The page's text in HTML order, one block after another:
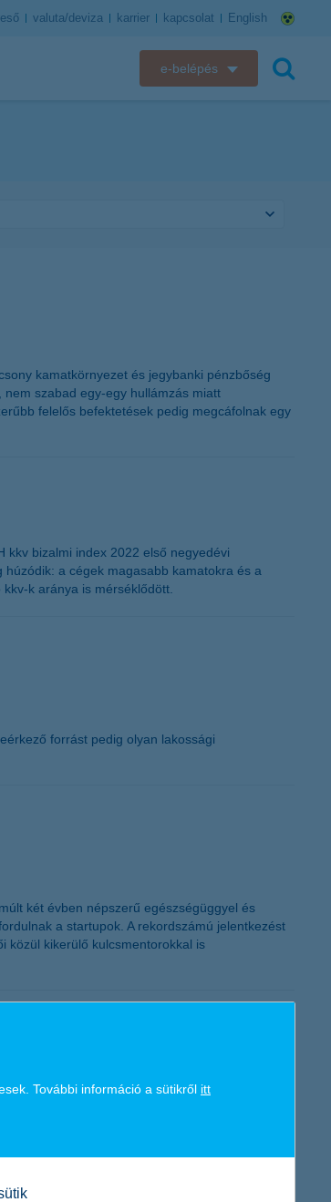
valuta/deviza karrier kapcsolat English
e-belépés
K&H e-kártyafelület
kamatkörnyezet és jegybanki pénzbőség
szabad egy-egy hullámzás miatt
felelős befektetések pedig megcáfolnak egy
kkv bizalmi index 2022 első negyedévi
a cégek magasabb kamatokra és a
k aránya is mérséklődött.
forrást pedig olyan lakossági
két évben népszerű egészségüggyel és
a startupok. A rekordszámú jelentkezést
közül kikerülő kulcsmentorokkal is
Bizottságának is.
További információ a sütikről itt